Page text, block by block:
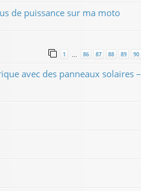
de puissance sur ma moto
1 86 87 88 89 90
avec des panneaux solaires –